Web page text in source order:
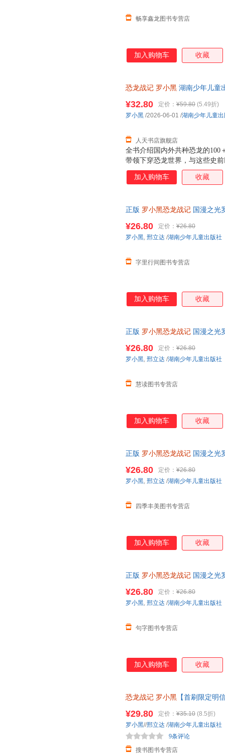
畅享鑫龙图书专营店
加入购物车 收藏
恐龙战记 罗小黑 湖南少年儿童
全书介绍国内外共种恐龙的100
带领下穿恐龙世界，与这些史
罗小黑与恐龙猎人对话的方式
属种类等基本知识点，并特设
等），适配亲子研学和博物馆
能。
¥32.80 定价： ¥59.80 (5.49折)
人天书店旗舰店
罗小黑 /2026-06-01 /湖南少年儿童
加入购物车 收藏
正版 罗小黑恐龙战记 国漫之光
¥26.80 定价： ¥26.80
字里行间图书专营店
罗小黑, 邢立达 /湖南少年儿童出版社
加入购物车 收藏
正版 罗小黑恐龙战记 国漫之光
¥26.80 定价： ¥26.80
慧读图书专营店
罗小黑, 邢立达 /湖南少年儿童出版社
加入购物车 收藏
正版 罗小黑恐龙战记 国漫之光
¥26.80 定价： ¥26.80
四季丰美图书专营店
罗小黑, 邢立达 /湖南少年儿童出版社
加入购物车 收藏
正版 罗小黑恐龙战记 国漫之光
¥26.80 定价： ¥26.80
句字图书专营店
罗小黑, 邢立达 /湖南少年儿童出版社
加入购物车 收藏
恐龙战记 罗小黑 【首刷限定明
¥29.80 定价： ¥35.10 (8.5折)
搜书图书专营店
9条评论
罗小黑//邢立达 /湖南少年儿童出版社